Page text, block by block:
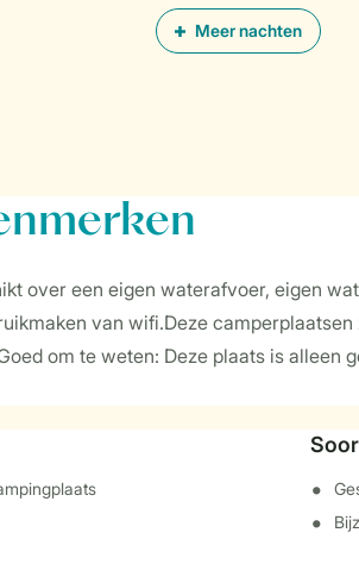
Meer nachten
over een eigen waterafvoer, eigen
van wifi.Deze
om te weten: Deze plaats is alleen